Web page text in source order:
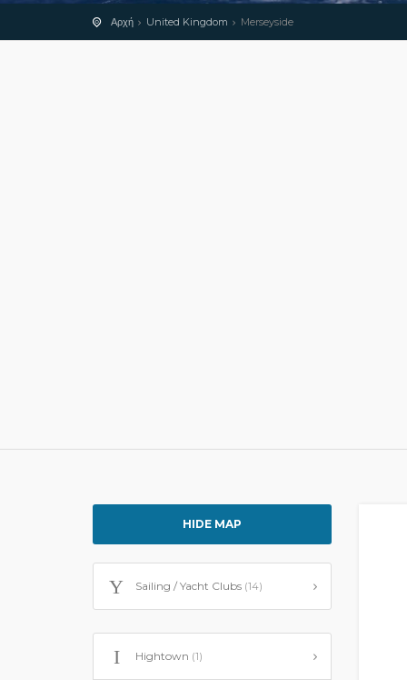
Αρχή United Kingdom Merseyside
HIDE MAP
Sailing / Yacht Clubs (14)
Hightown (1)